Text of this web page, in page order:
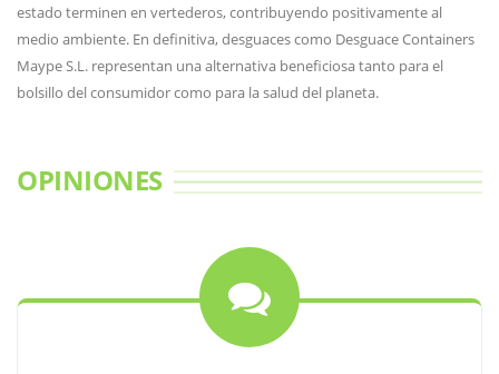
estado terminen en vertederos, contribuyendo positivamente al
medio ambiente. En definitiva, desguaces como Desguace Containers
Maype S.L. representan una alternativa beneficiosa tanto para el
bolsillo del consumidor como para la salud del planeta.
OPINIONES